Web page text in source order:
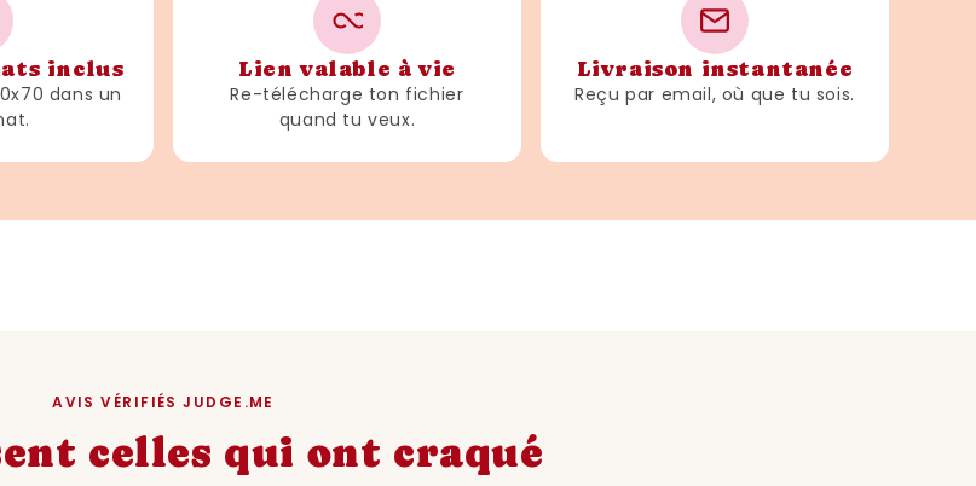
En plus d'être un cadeau d'anniversaire parfait pour les 31 ans,
cette affiche peut également être offerte pour d'autres
occasions spéciales comme les anniversaires de mariage, les
fêtes de famille ou même comme cadeau de pendaison de
choisir un cadeau réfléchi et personnalisé.
Contrairement à de nombreux cadeaux qui peuvent être
éphémères, une affiche année de naissance de 1993 est un
souvenir durable. Elle peut être conservée et admirée
inclus
dans un
Lien valable à vie
Re-télécharge ton fichier
quand tu veux.
Livraison instantanée
Reçu par email, où que tu sois.
AVIS VÉRIFIÉS JUDGE.ME
celles qui ont craqué